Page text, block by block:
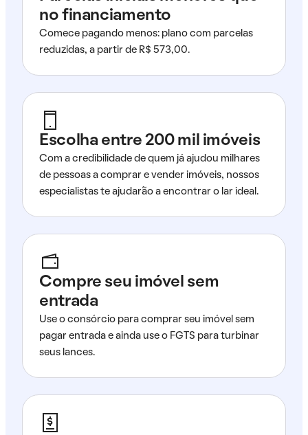
no financiamento
Comece pagando menos: plano com parcelas
reduzidas, a partir de R$ 573,00.
Escolha entre 200 mil imóveis
Com a credibilidade de quem já ajudou milhares
de pessoas a comprar e vender imóveis, nossos
especialistas te ajudarão a encontrar o lar ideal.
Compre seu imóvel sem
entrada
Use o consórcio para comprar seu imóvel sem
pagar entrada e ainda use o FGTS para turbinar
seus lances.